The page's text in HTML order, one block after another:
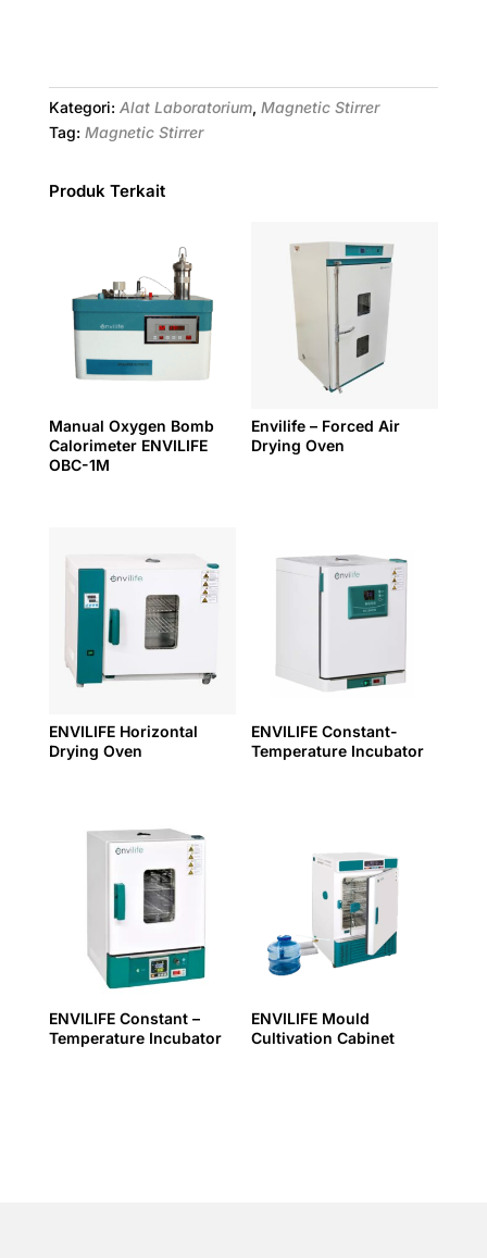
Kategori: Alat Laboratorium, Magnetic Stirrer
Tag: Magnetic Stirrer
Produk Terkait
Manual Oxygen Bomb
Calorimeter ENVILIFE
OBC-1M
Envilife – Forced Air
Drying Oven
ENVILIFE Horizontal
Drying Oven
ENVILIFE Constant-
Temperature Incubator
ENVILIFE Constant –
Temperature Incubator
ENVILIFE Mould
Cultivation Cabinet